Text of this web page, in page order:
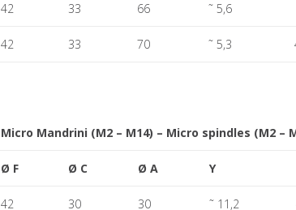
42 33 66 ˜ 5,6
42 33 70 ˜ 5,3
Micro Mandrini (M2 – M14) – Micro spindles (M2 –
Ø F Ø C Ø A Y
42 30 30 ˜ 11,2